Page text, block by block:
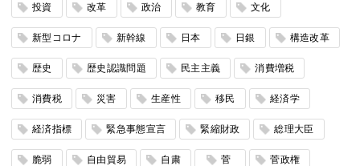
投資 改革 政治 教育 文化
新型コロナ 新幹線 日本 日銀 構造改革
歴史 歴史認識問題 民主主義 消費増税
消費税 災害 生産性 移民 経済学
経済指標 緊急事態宣言 緊縮財政 総理大臣
脆弱 自由貿易 自粛 菅 菅政権